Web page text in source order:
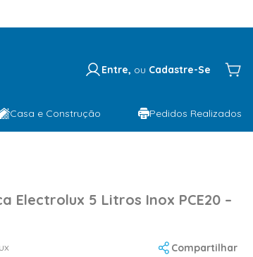
Entre, ou Cadastre-Se
Casa e Construção Pedidos Realizados
Electrolux 5 Litros Inox PCE20 –
Compartilhar